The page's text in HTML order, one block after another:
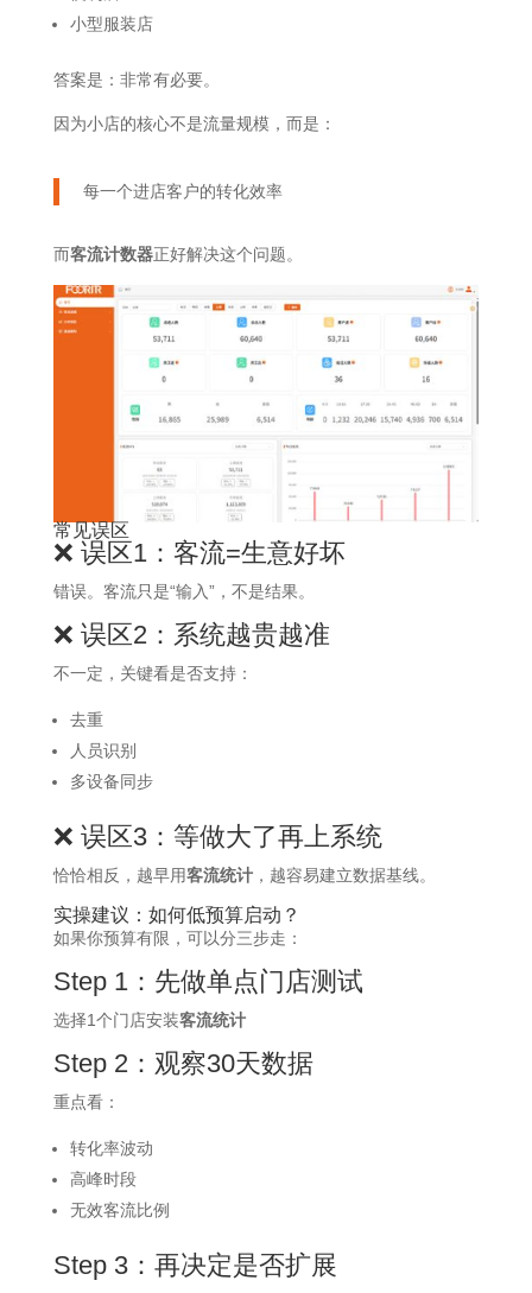
小型服装店
答案是：非常有必要。
因为小店的核心不是流量规模，而是：
每一个进店客户的转化效率
而客流计数器正好解决这个问题。
常见误区
❌ 误区1：客流=生意好坏
错误。客流只是“输入”，不是结果。
❌ 误区2：系统越贵越准
不一定，关键看是否支持：
去重
人员识别
多设备同步
❌ 误区3：等做大了再上系统
恰恰相反，越早用客流统计，越容易建立数据基线。
实操建议：如何低预算启动？
如果你预算有限，可以分三步走：
Step 1：先做单点门店测试
选择1个门店安装客流统计
Step 2：观察30天数据
重点看：
转化率波动
高峰时段
无效客流比例
Step 3：再决定是否扩展